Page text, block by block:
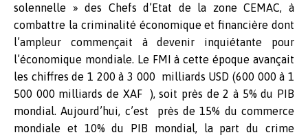
solennelle » des Chefs d’Etat de la zone CEMAC, à
combattre la criminalité économique et financière dont
l’ampleur commençait à devenir inquiétante pour
l’économique mondiale. Le FMI à cette époque avançait
les chiffres de 1 200 à 3 000 milliards USD (600 000 à 1
500 000 milliards de XAF ), soit près de 2 à 5% du PIB
mondial. Aujourd’hui, c’est près de 15% du commerce
mondiale et 10% du PIB mondial, la part du crime